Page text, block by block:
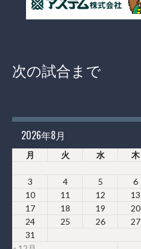
次の試合まで
2026年8月
月 火 水 木
3
4 5 6
10
11 12 13
17
18 19 20
24
25 26 27
31